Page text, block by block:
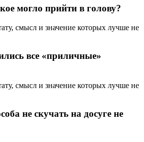
могло прийти в голову?
все «приличные»
не скучать на досуге не